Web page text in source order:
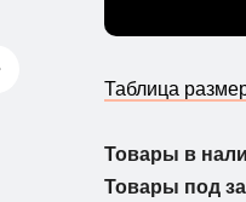
Таблица
Товары в
Товары под